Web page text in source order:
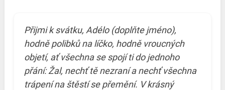
Přijmi k svátku, Adélo (doplňte jméno),
hodně polibků na líčko, hodně vroucných
objetí, ať všechna se spojí ti do jednoho
přání: Žal, nechť tě nezraní a nechť všechna
trápení na štěstí se přemění. V krásný